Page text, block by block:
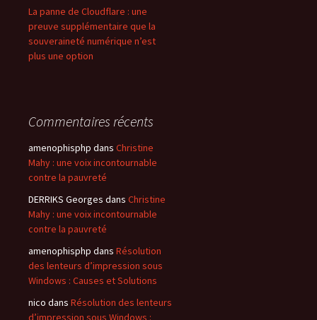
La panne de Cloudflare : une
preuve supplémentaire que la
souveraineté numérique n’est
plus une option
Commentaires récents
amenophisphp dans Christine
Mahy : une voix incontournable
contre la pauvreté
DERRIKS Georges dans Christine
Mahy : une voix incontournable
contre la pauvreté
amenophisphp dans Résolution
des lenteurs d’impression sous
Windows : Causes et Solutions
nico dans Résolution des lenteurs
d’impression sous Windows :